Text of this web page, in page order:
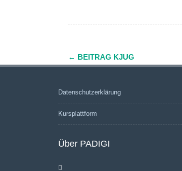
Navigation
← BEITRAG KJUG
Datenschutzerklärung
Kursplattform
Über PADIGI